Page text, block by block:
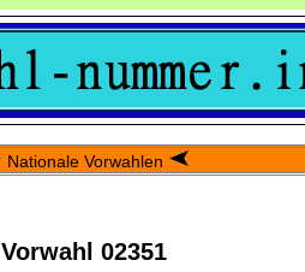
Nationale Vorwahlen
Vorwahl 02351